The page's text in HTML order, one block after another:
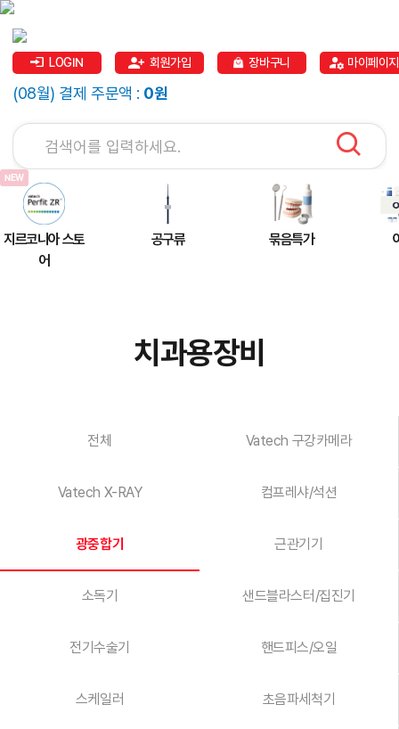
LOGIN 회원가입 장바구니 마이페이지
(08월) 결제 주문액 : 0원
지르코니아 스토
어
공구류 묶음특가
치과용장비
전체 Vatech 구강카메라
Vatech X-RAY 컴프레샤/석션
광중합기 근관기기
소독기 샌드블라스터/집진기
전기수술기 핸드피스/오일
스케일러 초음파세척기